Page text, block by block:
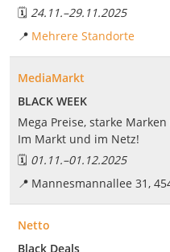
🗓️ 24.11.–29.11.2025
📍 Mehrere Standorte
MediaMarkt
BLACK WEEK
Mega Preise, starke
Im Markt und im Netz!
🗓️ 01.11.–01.12.2025
📍 Mannesmannallee 31,
Netto
Black Deals